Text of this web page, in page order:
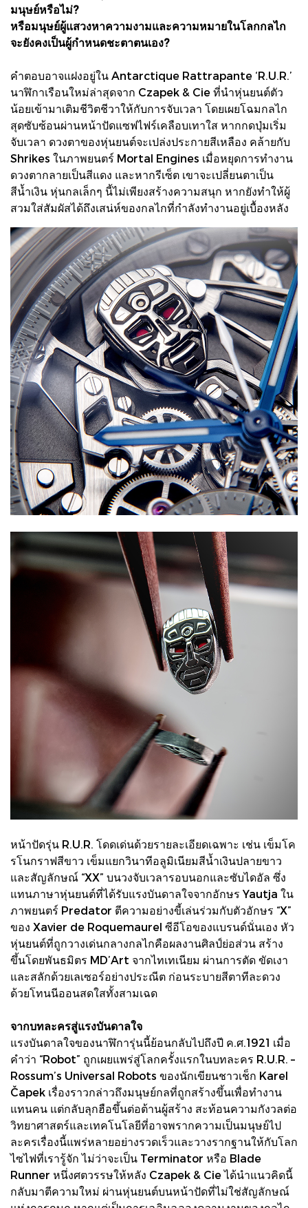
มนุษย์หรือไม่?
หรือมนุษย์ผู้แสวงหาความงามและความหมายในโลกกลไก
จะยังคงเป็นผู้กำหนดชะตาตนเอง?
คำตอบอาจแฝงอยู่ใน Antarctique Rattrapante ‘R.U.R.’
นาฬิกาเรือนใหม่ล่าสุดจาก Czapek & Cie ที่นำหุ่นยนต์ตัว
น้อยเข้ามาเติมชีวิตชีวาให้กับการจับเวลา โดยเผยโฉมกลไก
สุดซับซ้อนผ่านหน้าปัดแซฟไฟร์เคลือบเทาใส หากกดปุ่มเริ่ม
จับเวลา ดวงตาของหุ่นยนต์จะเปล่งประกายสีเหลือง คล้ายกับ
Shrikes ในภาพยนตร์ Mortal Engines เมื่อหยุดการทำงาน
ดวงตากลายเป็นสีแดง และหากรีเซ็ต เขาจะเปลี่ยนตาเป็น
สีน้ำเงิน หุ่นกลเล็กๆ นี้ไม่เพียงสร้างความสนุก หากยังทำให้ผู้
สวมใส่สัมผัสได้ถึงเสน่ห์ของกลไกที่กำลังทำงานอยู่เบื้องหลัง
หน้าปัดรุ่น R.U.R. โดดเด่นด้วยรายละเอียดเฉพาะ เช่น เข็มโค
รโนกราฟสีขาว เข็มแยกวินาทีอลูมิเนียมสีน้ำเงินปลายขาว
และสัญลักษณ์ “XX” บนวงจับเวลารอบนอกและซับไดอัล ซึ่ง
แทนภาษาหุ่นยนต์ที่ได้รับแรงบันดาลใจจากอักษร Yautja ใน
ภาพยนตร์ Predator ตีความอย่างขี้เล่นร่วมกับตัวอักษร “X”
ของ Xavier de Roquemaurel ซีอีโอของแบรนด์นั่นเอง หัว
หุ่นยนต์ที่ถูกวางเด่นกลางกลไกคือผลงานศิลป์ย่อส่วน สร้าง
ขึ้นโดยพันธมิตร MD’Art จากไทเทเนียม ผ่านการตัด ขัดเงา
และสลักด้วยเลเซอร์อย่างประณีต ก่อนระบายสีตาทีละดวง
ด้วยโทนนีออนสดใสทั้งสามเฉด
จากบทละครสู่แรงบันดาลใจ
แรงบันดาลใจของนาฬิการุ่นนี้ย้อนกลับไปถึงปี ค.ศ.1921 เมื่อ
คำว่า “Robot” ถูกเผยแพร่สู่โลกครั้งแรกในบทละคร R.U.R. –
Rossum’s Universal Robots ของนักเขียนชาวเช็ก Karel
Čapek เรื่องราวกล่าวถึงมนุษย์กลที่ถูกสร้างขึ้นเพื่อทำงาน
แทนคน แต่กลับลุกฮือขึ้นต่อต้านผู้สร้าง สะท้อนความกังวลต่อ
วิทยาศาสตร์และเทคโนโลยีที่อาจพรากความเป็นมนุษย์ไป
ละครเรื่องนี้แพร่หลายอย่างรวดเร็วและวางรากฐานให้กับโลก
ไซไฟที่เรารู้จัก ไม่ว่าจะเป็น Terminator หรือ Blade
Runner หนึ่งศตวรรษให้หลัง Czapek & Cie ได้นำแนวคิดนี้
กลับมาตีความใหม่ ผ่านหุ่นยนต์บนหน้าปัดที่ไม่ใช่สัญลักษณ์